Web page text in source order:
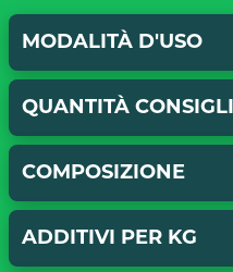
MODALITÀ D'USO
Miscelare
che secco. A
QUANTITÀ
0,3-0,6 g/kg di peso
alle esigenze
quantità consigliata di
cucchiaino da tè: ca. 4
11 g).
COMPOSIZIONE
Oli e grassi vegetali
e grassi vegetali (lino* e
ADDITIVI PER KG
NEWSLETTER